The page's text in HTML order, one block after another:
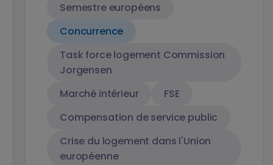
Semestre européens
Concurrence
Task force logement Commission
Jorgensen
Marché intérieur
FSE
Compensation de service public
Crise du logement dans l'Union
européenne